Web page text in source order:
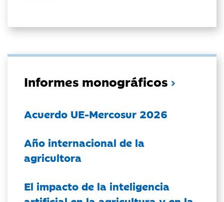
Informes monográficos
Acuerdo UE-Mercosur 2026
Año internacional de la
agricultora
El impacto de la inteligencia